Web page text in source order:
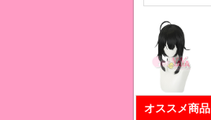
オススメ商品